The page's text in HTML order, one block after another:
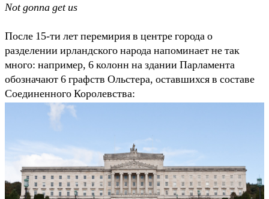
Not gonna get us
После 15-ти лет перемирия в центре города о
разделении ирландского народа напоминает не так
много: например, 6 колонн на здании Парламента
обозначают 6 графств Ольстера, оставшихся в составе
Соединенного Королевства: